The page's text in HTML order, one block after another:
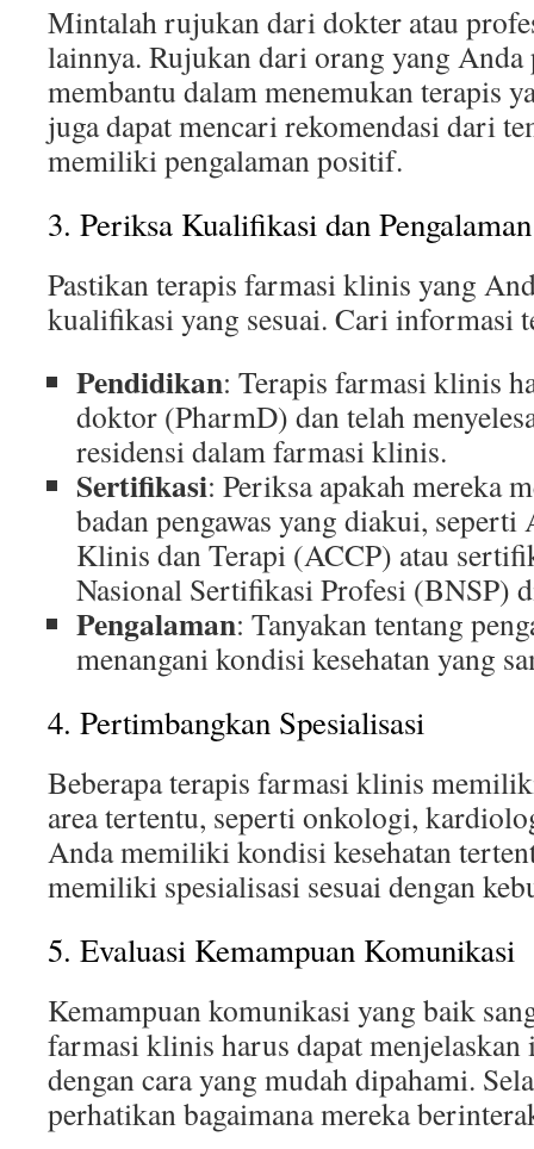
Mintalah rujukan dari dokter atau
lainnya. Rujukan dari orang yang
membantu dalam menemukan terapis
juga dapat mencari rekomendasi dari
memiliki pengalaman positif.
3. Periksa Kualifikasi dan Pengalaman
Pastikan terapis farmasi klinis yang
kualifikasi yang sesuai. Cari informasi
Pendidikan: Terapis farmasi klinis
doktor (PharmD) dan telah
residensi dalam farmasi klinis.
Sertifikasi: Periksa apakah mereka
badan pengawas yang diakui, seperti
Klinis dan Terapi (ACCP) atau
Nasional Sertifikasi Profesi (BNSP)
Pengalaman: Tanyakan tentang
menangani kondisi kesehatan yang
4. Pertimbangkan Spesialisasi
Beberapa terapis farmasi klinis
area tertentu, seperti onkologi,
Anda memiliki kondisi kesehatan
memiliki spesialisasi sesuai dengan
5. Evaluasi Kemampuan Komunikasi
Kemampuan komunikasi yang baik
farmasi klinis harus dapat
dengan cara yang mudah dipahami.
perhatikan bagaimana mereka